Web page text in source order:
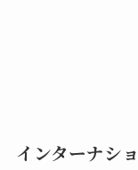
インターナシ